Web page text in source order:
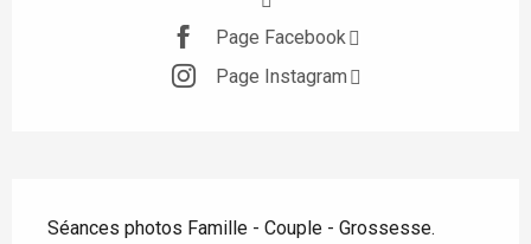
Page Facebook
Page Instagram
Séances photos Famille - Couple - Grossesse.